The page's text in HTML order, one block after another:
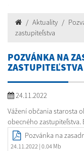
Aktuality
zastupiteľstva
POZVÁNKA NA
ZASTUPITEĽSTVA
24.11.2022
Vážení občania starosta
obecného zastupiteľstva.
Pozvánka na
24.11.2022 | 0.04 Mb